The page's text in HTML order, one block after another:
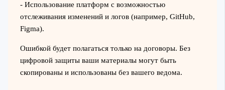
- Использование платформ с возможностью
отслеживания изменений и логов (например, GitHub,
Figma).
Ошибкой будет полагаться только на договоры. Без
цифровой защиты ваши материалы могут быть
скопированы и использованы без вашего ведома.